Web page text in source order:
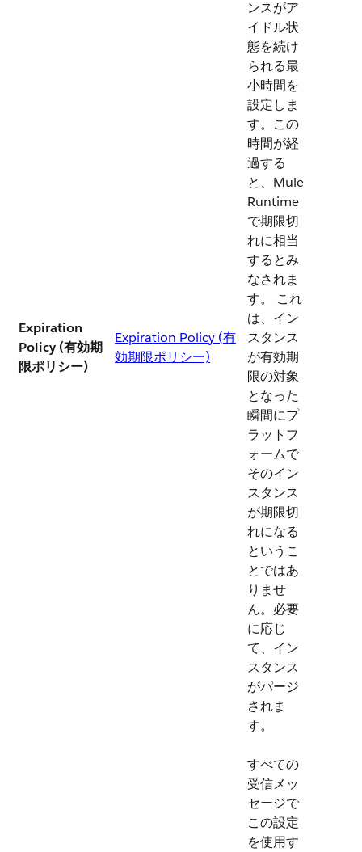
Expiration
Policy (有効期
限ポリシー)
Expiration Policy (有
効期限ポリシー)
ンスがア
イドル状
態を続け
られる最
小時間を
設定しま
す。この
時間が経
過する
と、Mule
Runtime
で期限切
れに相当
するとみ
なされま
す。 これ
は、イン
スタンス
が有効期
限の対象
となった
瞬間にプ
ラットフ
ォームで
そのイン
スタンス
が期限切
れになる
というこ
とではあ
りませ
ん。必要
に応じ
て、イン
スタンス
がパージ
されま
す。
すべての
受信メッ
セージで
この設定
を使用す